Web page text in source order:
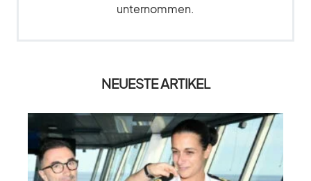
unternommen.
NEUESTE ARTIKEL